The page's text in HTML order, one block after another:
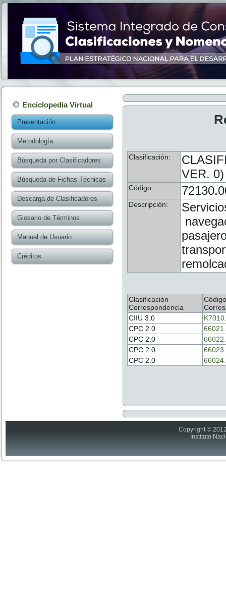
Enciclopedia Virtual
Presentación
Metodología
Búsqueda por Clasificadores
Búsqueda de Fichas Técnicas
Descarga de Clasificadores
Glosario de Términos
Manual de Usuario
Créditos
Clasificación:
VER. 0)
Código:
Descripción:
Clasificación
Correspondencia
Código
CIIU 3.0
CPC 2.0
CPC 2.0
CPC 2.0
CPC 2.0
Copyright ©
Instituto